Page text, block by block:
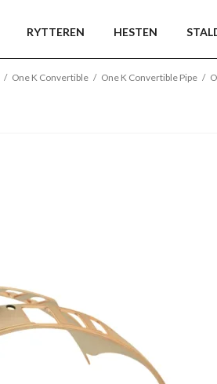
RYTTEREN HESTEN
/ One K Convertible / One K Convertible Pipe /